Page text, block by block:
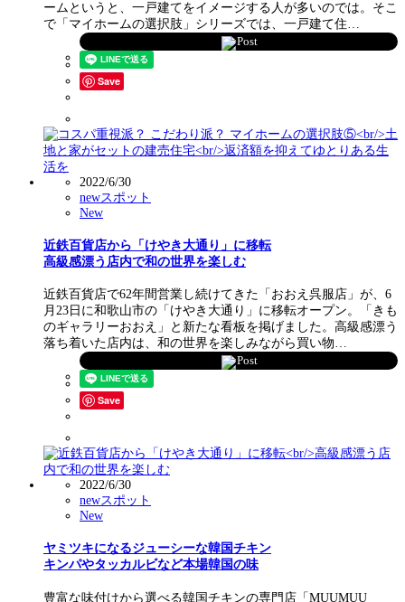
ームというと、一戸建てをイメージする人が多いのでは。そこ
で「マイホームの選択肢」シリーズでは、一戸建て住…
Post
Save
2022/6/30
newスポット
New
近鉄百貨店から「けやき大通り」に移転
高級感漂う店内で和の世界を楽しむ
近鉄百貨店で62年間営業し続けてきた「おおえ呉服店」が、6
月23日に和歌山市の「けやき大通り」に移転オープン。「きも
のギャラリーおおえ」と新たな看板を掲げました。高級感漂う
落ち着いた店内は、和の世界を楽しみながら買い物…
Post
Save
2022/6/30
newスポット
New
ヤミツキになるジューシーな韓国チキン
キンパやタッカルビなど本場韓国の味
豊富な味付けから選べる韓国チキンの専門店「MUUMUU